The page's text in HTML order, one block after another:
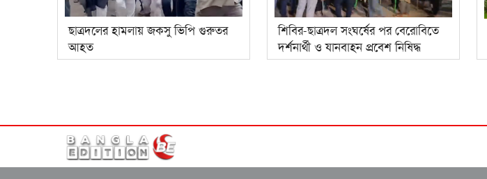
ছাত্রদলের হামলায় জকসু ভিপি গুরুতর
আহত
শিবির-ছাত্রদল সংঘর্ষের পর বেরোবিতে
দর্শনার্থী ও যানবাহন প্রবেশ নিষিদ্ধ